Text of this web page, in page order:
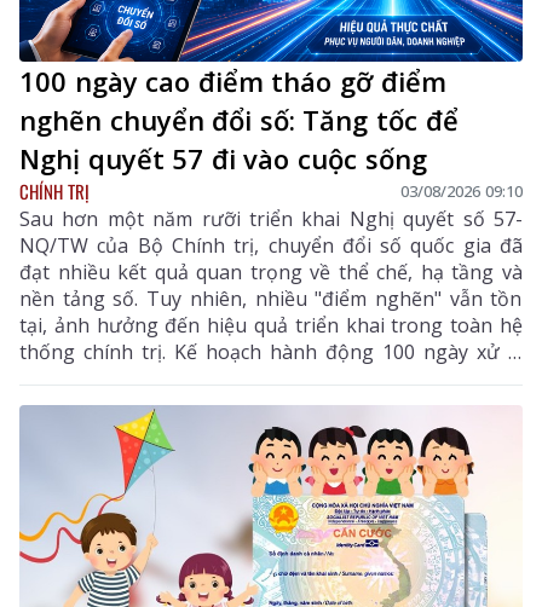
100 ngày cao điểm tháo gỡ điểm
nghẽn chuyển đổi số: Tăng tốc để
Nghị quyết 57 đi vào cuộc sống
CHÍNH TRỊ 03/08/2026 09:10
Sau hơn một năm rưỡi triển khai Nghị quyết số 57-
NQ/TW của Bộ Chính trị, chuyển đổi số quốc gia đã
đạt nhiều kết quả quan trọng về thể chế, hạ tầng và
nền tảng số. Tuy nhiên, nhiều "điểm nghẽn" vẫn tồn
tại, ảnh hưởng đến hiệu quả triển khai trong toàn hệ
thống chính trị. Kế hoạch hành động 100 ngày xử lý
các điểm nghẽn về chuyển đổi số được xác định là đợt
cao điểm nhằm tạo bước chuyển mạnh mẽ, đưa
chuyển đổi số đi vào thực chất.